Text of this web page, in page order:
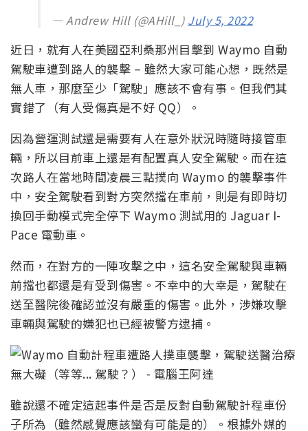
— Andrew Hill (@AHill_) July 5, 2022
近日，就有人在美國亞利桑那州目擊到 Waymo 自動
駕駛車遭到路人的襲擊 – 雖然大家可能心想，既然是
無人車，那麼至少「駕駛」應該不會有事。但我們其
實錯了（有人受傷真是不好 QQ）。
因為營運測試還是需要有人在意外狀況時隨時接管車
輛，所以目前車上還是有配置真人安全駕駛。而在這
次路人在當地時間凌晨三點撲向 Waymo 的襲擊事件
中，安全駕駛看到對方突然擋在車前，則是有即時切
換回手動模式完全停下 Waymo 測試用的 Jaguar I-
Pace 電動車。
然而，在對方的一陣攻擊之中，這名安全駕駛與車輛
前擋也都還是有受到傷害。不幸中的大幸是，駕駛在
送至醫院後確認並沒有嚴重的傷害。此外，涉嫌攻擊
車輛與駕駛的嫌犯也已經被警方逮捕。
雖說還不確定這起事件是否是反對自動駕駛計程車份
子所為（雖然感覺應該蠻有可能是的）。根據外媒的